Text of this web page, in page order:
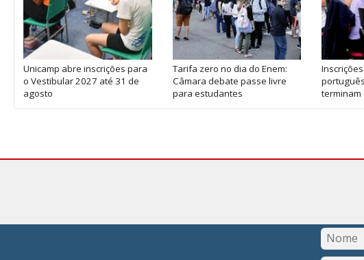
Unicamp abre inscrições para
o Vestibular 2027 até 31 de
agosto
Tarifa zero no dia do Enem:
Câmara debate passe livre
para estudantes